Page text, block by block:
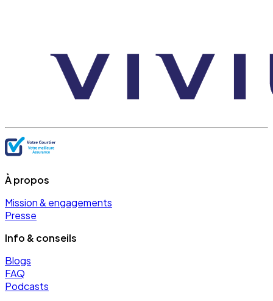
À propos
Mission & engagements
Presse
Info & conseils
Blogs
FAQ
Podcasts